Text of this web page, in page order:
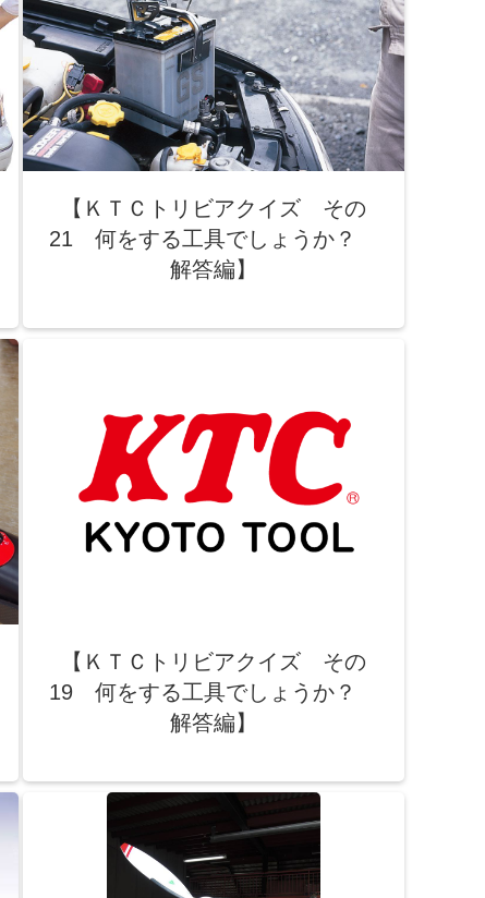
【ＫＴＣトリビアクイズ その
21 何をする工具でしょうか？
解答編】
【ＫＴＣトリビアクイズ その
19 何をする工具でしょうか？
解答編】